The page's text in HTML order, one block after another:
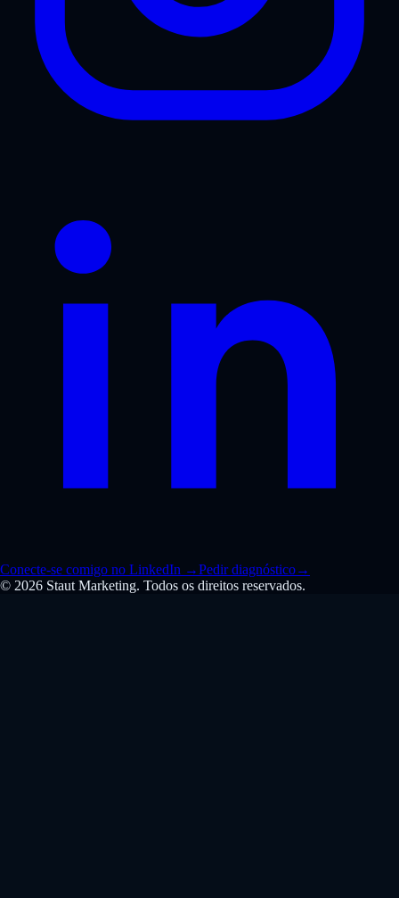
Conecte-se comigo no LinkedIn →Pedir diagnóstico→
© 2026 Staut Marketing. Todos os direitos reservados.